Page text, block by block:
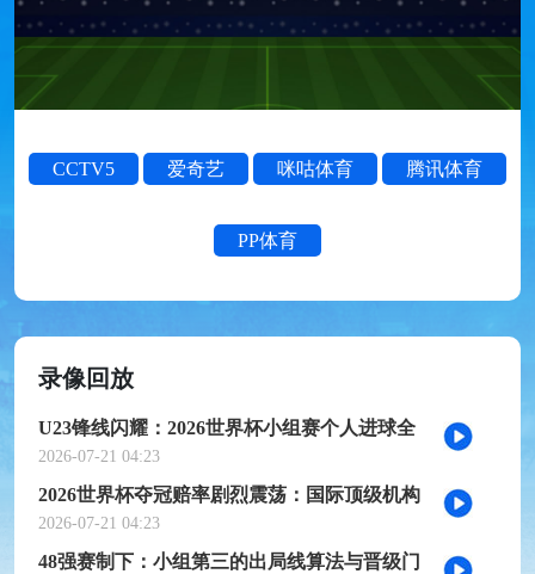
CCTV5 爱奇艺 咪咕体育 腾讯体育
PP体育
录像回放
U23锋线闪耀：2026世界杯小组赛个人进球全
记录
2026-07-21 04:23
2026世界杯夺冠赔率剧烈震荡：国际顶级机构
最新榜单出炉
2026-07-21 04:23
48强赛制下：小组第三的出局线算法与晋级门